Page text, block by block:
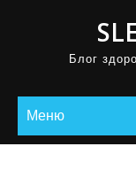
Блог
Меню